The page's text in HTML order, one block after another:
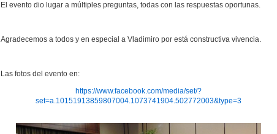
El evento dio lugar a múltiples preguntas, todas con las respuestas oportunas.
Agradecemos a todos y en especial a Vladimiro por está constructiva vivencia.
Las fotos del evento en:
https://www.facebook.com/media/set/?
set=a.10151913859807004.1073741904.502772003&type=3